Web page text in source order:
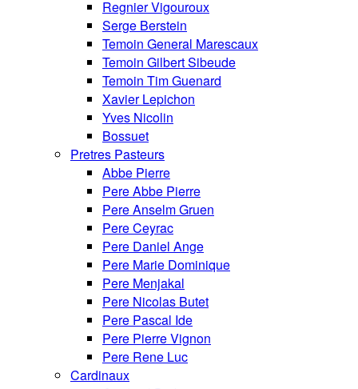
Regnier Vigouroux
Serge Berstein
Temoin General Marescaux
Temoin Gilbert Sibeude
Temoin Tim Guenard
Xavier Lepichon
Yves Nicolin
Bossuet
Pretres Pasteurs
Abbe Pierre
Pere Abbe Pierre
Pere Anselm Gruen
Pere Ceyrac
Pere Daniel Ange
Pere Marie Dominique
Pere Menjakal
Pere Nicolas Butet
Pere Pascal Ide
Pere Pierre Vignon
Pere Rene Luc
Cardinaux